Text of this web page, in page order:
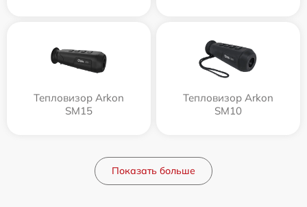
Тепловизор Arkon
SM15
Тепловизор Arkon
SM10
Показать больше